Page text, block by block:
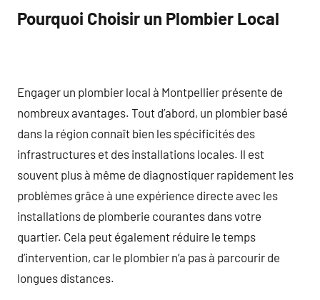
Pourquoi Choisir un Plombier Local
Engager un plombier local à Montpellier présente de
nombreux avantages. Tout d’abord, un plombier basé
dans la région connaît bien les spécificités des
infrastructures et des installations locales. Il est
souvent plus à même de diagnostiquer rapidement les
problèmes grâce à une expérience directe avec les
installations de plomberie courantes dans votre
quartier. Cela peut également réduire le temps
d’intervention, car le plombier n’a pas à parcourir de
longues distances.